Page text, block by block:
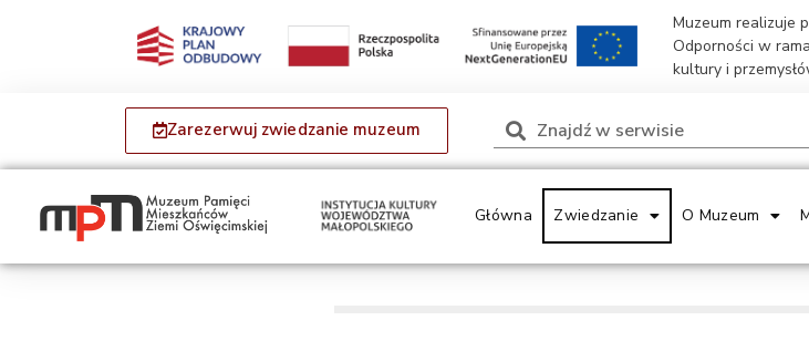
Muzeum realizuje
Odporności w
kultury i
Zarezerwuj zwiedzanie muzeum
Główna Zwiedzanie O Muzeum